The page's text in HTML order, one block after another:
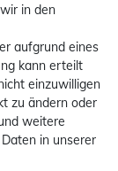
in den
aufgrund eines
kann erteilt
einzuwilligen
zu ändern oder
weitere
in unserer